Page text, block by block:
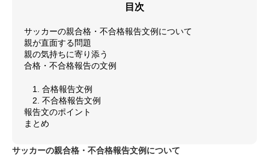
目次
サッカーの親合格・不合格報告文例について
親が直面する問題
親の気持ちに寄り添う
合格・不合格報告の文例
1. 合格報告文例
2. 不合格報告文例
報告文のポイント
まとめ
サッカーの親合格・不合格報告文例について